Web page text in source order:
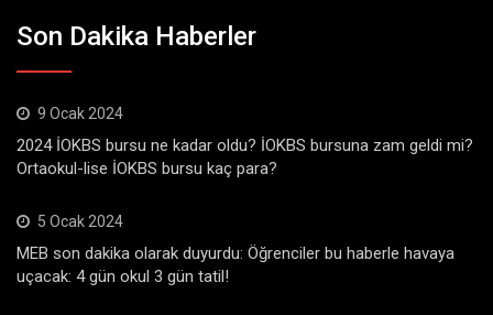
Son Dakika Haberler
9 Ocak 2024
2024 İOKBS bursu ne kadar oldu? İOKBS bursuna zam geldi mi?
Ortaokul-lise İOKBS bursu kaç para?
5 Ocak 2024
MEB son dakika olarak duyurdu: Öğrenciler bu haberle havaya
uçacak: 4 gün okul 3 gün tatil!